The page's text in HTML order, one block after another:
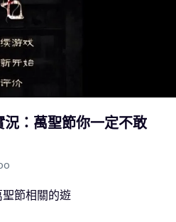
況：萬聖節你一定不敢
節相關的遊